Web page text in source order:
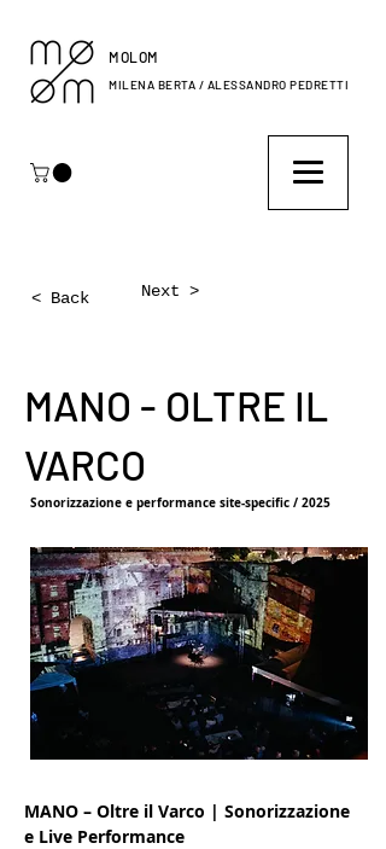
MOLOM
MILENA BERTA / ALESSANDRO PEDRETTI
Next >
< Back
MANO - OLTRE IL
VARCO
Sonorizzazione e performance site-specific / 2025
MANO – Oltre il Varco | Sonorizzazione
e Live Performance